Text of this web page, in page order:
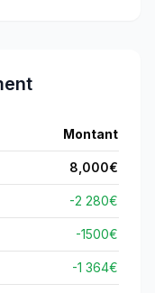
Montant
8,000€
-2 280€
-1500€
-1 364€